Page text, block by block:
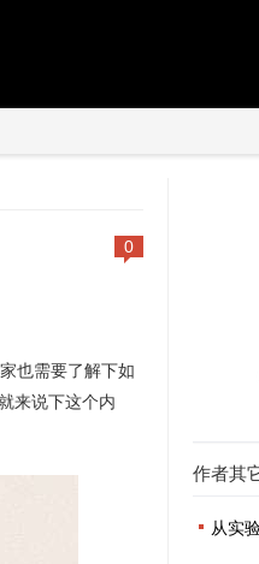
0
也需要了解下如
来说下这个内
作者其
从实